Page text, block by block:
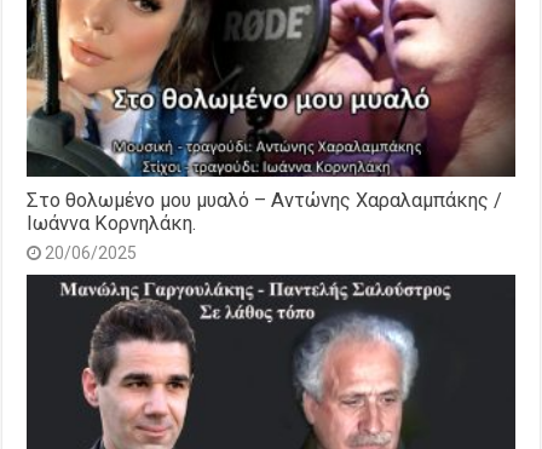
Στο θολωμένο μου μυαλό – Αντώνης Χαραλαμπάκης /
Ιωάννα Κορνηλάκη.
20/06/2025